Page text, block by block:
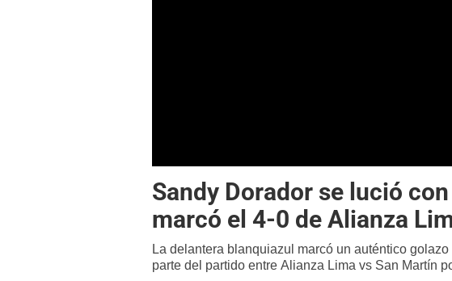
Sandy Dorador se lució
marcó el 4-0 de Alianza
La delantera blanquiazul marcó un auténtico
parte del partido entre Alianza Lima vs San Martín